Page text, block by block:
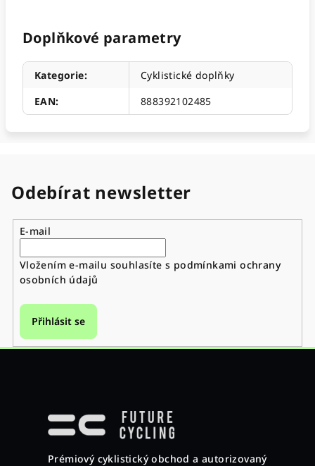
Doplňkové parametry
Kategorie:
Cyklistické doplňky
EAN: 888392102485
Odebírat newsletter
E-mail
Vložením e-mailu souhlasíte s podmínkami ochrany
osobních údajů
Přihlásit se
Prémiový cyklistický obchod a autorizovaný